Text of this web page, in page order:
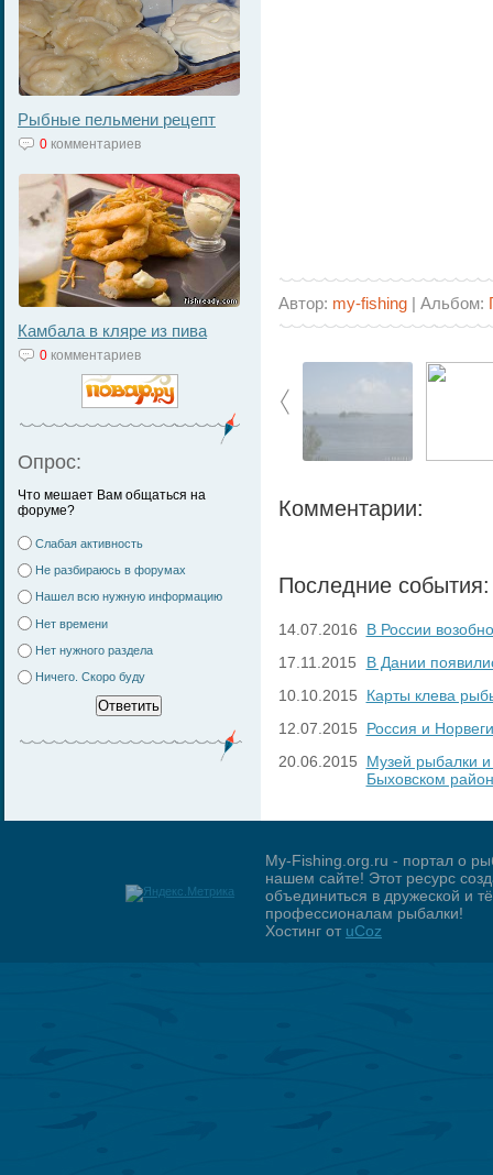
Рыбные пельмени рецепт
0 комментариев
Камбала в кляре из пива
0 комментариев
Опрос:
Что мешает Вам общаться на
форуме?
Слабая активность
Не разбираюсь в форумах
Нашел всю нужную информацию
Нет времени
Нет нужного раздела
Ничего. Скоро буду
Автор: my-fishing| Альбом:
Комментарии:
Последние события:
14.07.2016
В России
17.11.2015
В Дании
10.10.2015
Карты клева
12.07.2015
Россия и
20.06.2015
Музей рыбалки
Быховском
My-Fishing.org.ru - портал о
нашем сайте! Этот ресурс
объединиться в дружеской и
профессионалам рыбалки!
Хостинг от uCoz